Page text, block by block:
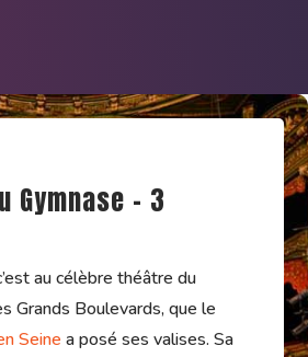
Gymnase - 3
au célèbre théâtre du
Grands Boulevards, que le
Seine a posé ses valises. Sa